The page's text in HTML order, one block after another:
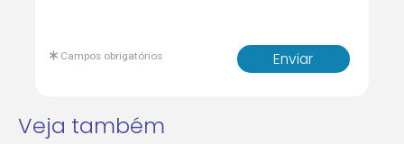
Enviar
Campos obrigatórios
Veja também